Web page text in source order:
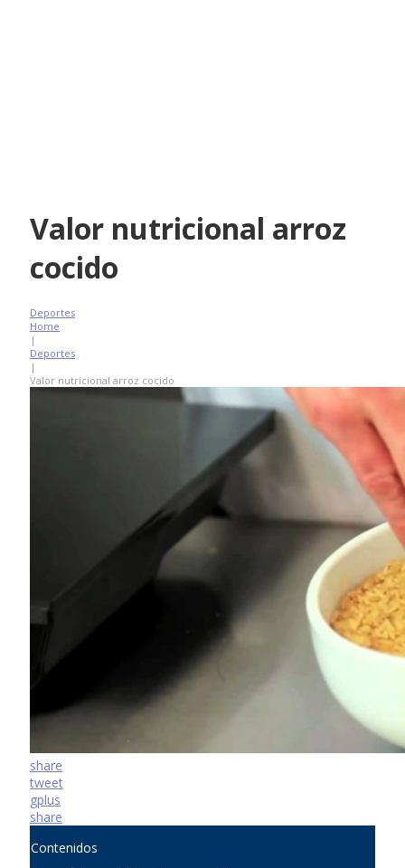
Valor nutricional arroz
cocido
Deportes
Home
|
Deportes
|
Valor nutricional arroz cocido
share
tweet
gplus
share
Contenidos